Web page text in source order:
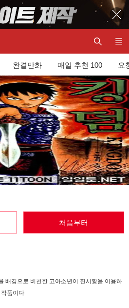
완결만화 매일 추천 100 요
처음부터
배경으로 비천한 고아소년이 진시황을 이용하
품이다